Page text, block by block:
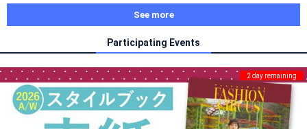
See more
Participating Events
2 day remaining